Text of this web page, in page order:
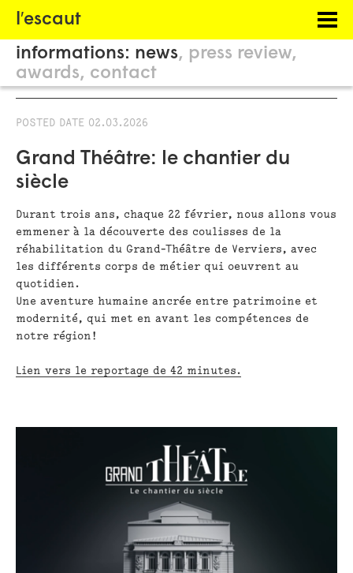
l′escaut
PHILOSOPHY
INFORMATION
informations: news
press review
awards
contact
POSTED DATE 02.03.2026
Grand Théâtre: le chantier du
siècle
Durant trois ans, chaque 22 février, nous allons vous
emmener à la découverte des coulisses de la
réhabilitation du Grand-Théâtre de Verviers, avec
les différents corps de métier qui oeuvrent au
quotidien.
Une aventure humaine ancrée entre patrimoine et
modernité, qui met en avant les compétences de
notre région!
Lien vers le reportage de 42 minutes.